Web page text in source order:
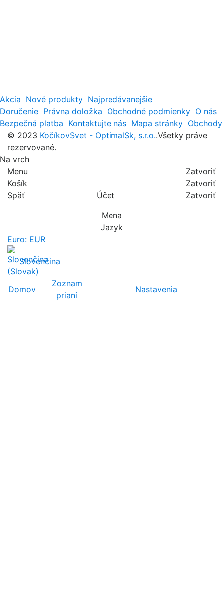
Akcia Nové produkty Najpredávanejšie
Doručenie Právna doložka Obchodné podmienky O nás
Bezpečná platba Kontaktujte nás Mapa stránky Obchody
© 2023 KočíkovSvet - OptimalSk, s.r.o..Všetky práve
rezervované.
Na vrch
Menu
Zatvoriť
Košík
Zatvoriť
Späť
Účet
Zatvoriť
Mena
Jazyk
Euro: EUR
Slovenčina
Domov
Zoznam
prianí
Nastavenia